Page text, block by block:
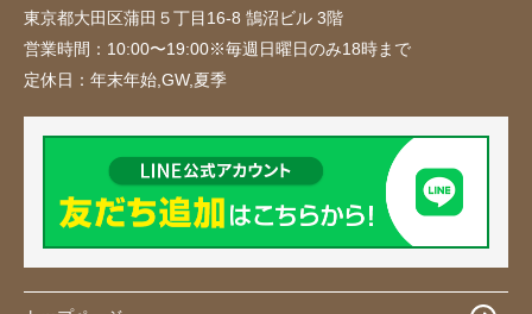
東京都大田区蒲田５丁目16-8 鵠沼ビル 3階
営業時間： 10:00〜19:00※毎週日曜日のみ18時まで
定休日： 年末年始,GW,夏季